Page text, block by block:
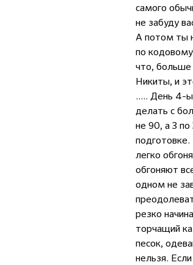
самого
не забуду
А потом ты
по
что,
Никиты, и
..... День 4-
делать с
не 90, а 3
легко
обгоняют
одном не
резко
торчащий
песок,
нельзя.